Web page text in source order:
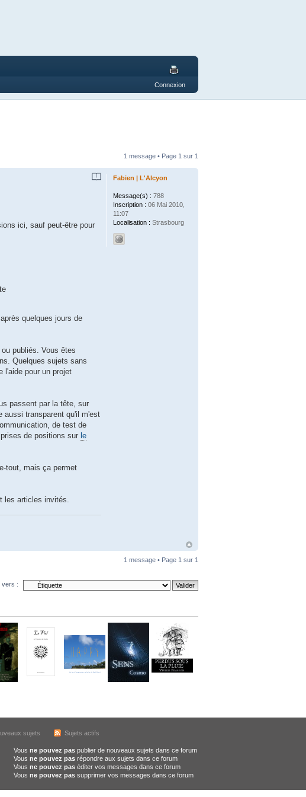
Connexion
1 message • Page 1 sur 1
ici, sauf peut-être pour
quelques jours de
publiés. Vous êtes
Quelques sujets sans
l'aide pour un projet
passent par la tête, sur
aussi transparent qu'il m'est
de test de
de positions sur le
tout, mais ça permet
les articles invités.
Fabien | L'Alcyon
Message(s) : 788
Inscription : 06 Mai 2010,
11:07
Localisation : Strasbourg
1 message • Page 1 sur 1
vers :
sujets Sujets actifs
Vous ne pouvez paspublier de nouveaux sujets dans ce forum
Vous ne pouvez pasrépondre aux sujets dans ce forum
Vous ne pouvez paséditer vos messages dans ce forum
Vous ne pouvez passupprimer vos messages dans ce forum